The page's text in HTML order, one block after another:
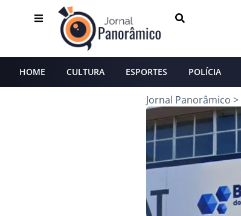
HOME CULTURA ESPORTES POLÍCIA
Jornal Panorâmico >